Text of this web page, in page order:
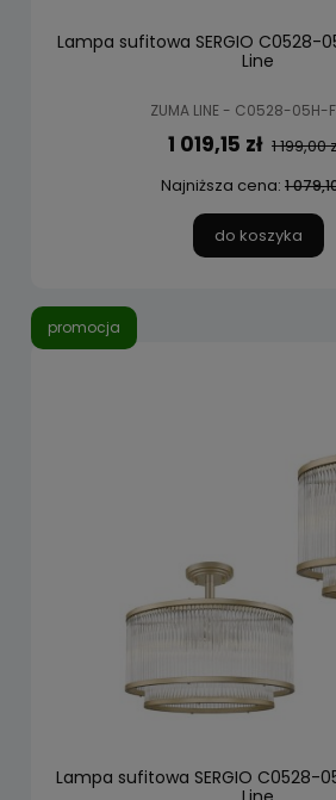
Lampa sufitowa SERGIO C0528-
Line
ZUMA LINE - C0528-05H-
1 019,15 zł 1 199,00
Najniższa cena: 1
do koszyka
Lampa sufitowa SERGIO C0528-
promocja